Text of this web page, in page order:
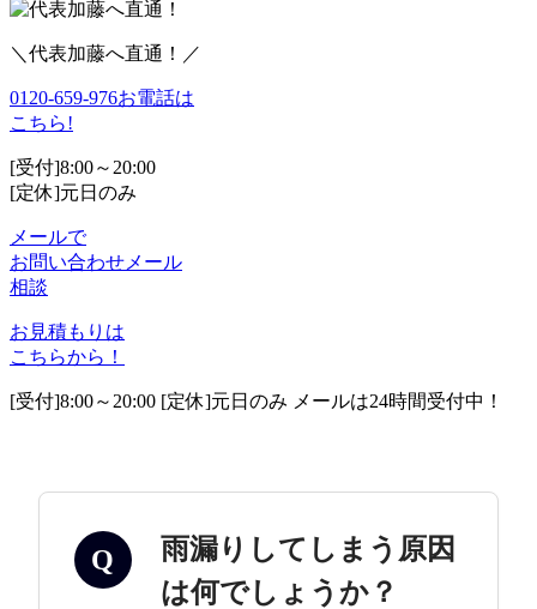
＼代表加藤へ直通！／
0120-659-976お電話は
こちら!
[受付]8:00～20:00
[定休]元日のみ
メールで
お問い合わせ メール
相談
お見積もりは
こちらから！
[受付]8:00～20:00 [定休]元日のみ メールは24時間受付中！
Q
雨漏りしてしまう原因
は何でしょうか？